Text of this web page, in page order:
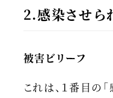
2.感染させら
被害ビリーフ
これは、１番目の